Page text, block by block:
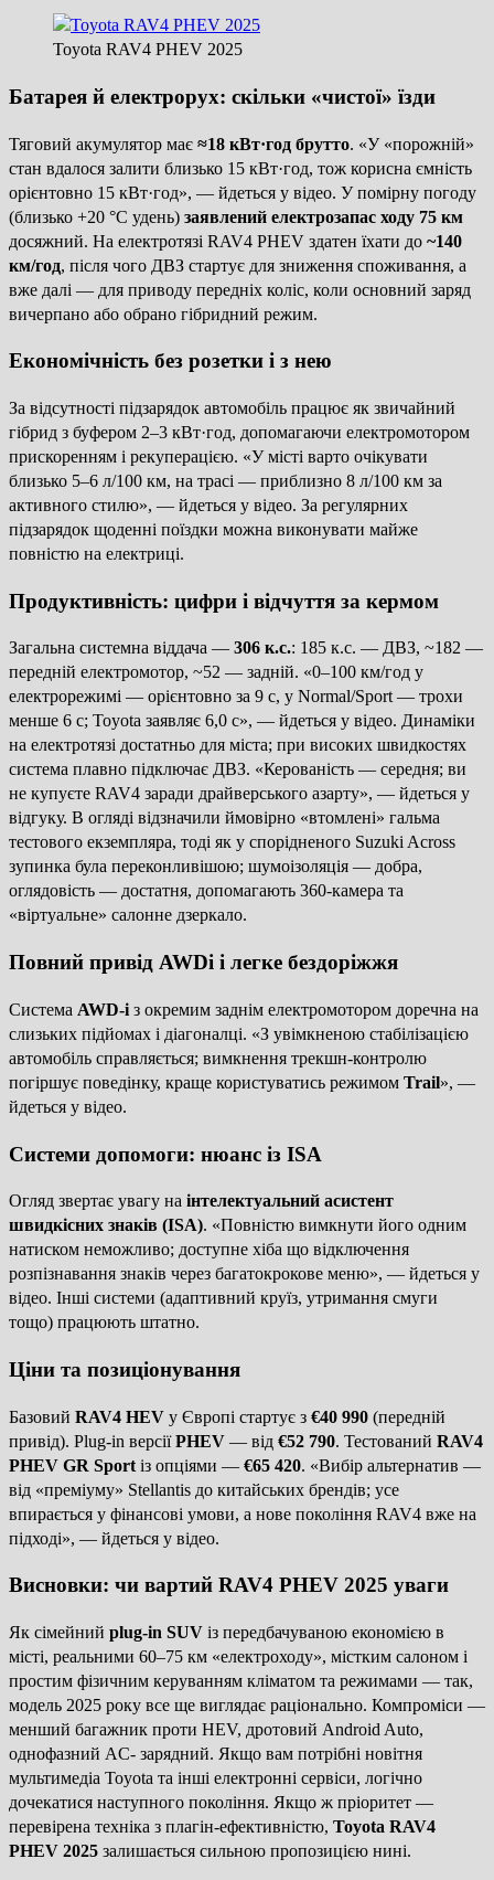
Toyota RAV4 PHEV 2025
Батарея й електрорух: скільки «чистої» їзди
Тяговий акумулятор має ≈18 кВт·год брутто. «У «порожній»
стан вдалося залити близько 15 кВт·год, тож корисна ємність
орієнтовно 15 кВт·год», — йдеться у відео. У помірну погоду
(близько +20 °C удень) заявлений електрозапас ходу 75 км
досяжний. На електротязі RAV4 PHEV здатен їхати до ~140
км/год, після чого ДВЗ стартує для зниження споживання, а
вже далі — для приводу передніх коліс, коли основний заряд
вичерпано або обрано гібридний режим.
Економічність без розетки і з нею
За відсутності підзарядок автомобіль працює як звичайний
гібрид з буфером 2–3 кВт·год, допомагаючи електромотором
прискоренням і рекуперацією. «У місті варто очікувати
близько 5–6 л/100 км, на трасі — приблизно 8 л/100 км за
активного стилю», — йдеться у відео. За регулярних
підзарядок щоденні поїздки можна виконувати майже
повністю на електриці.
Продуктивність: цифри і відчуття за кермом
Загальна системна віддача — 306 к.с.: 185 к.с. — ДВЗ, ~182 —
передній електромотор, ~52 — задній. «0–100 км/год у
електрорежимі — орієнтовно за 9 с, у Normal/Sport — трохи
менше 6 с; Toyota заявляє 6,0 с», — йдеться у відео. Динаміки
на електротязі достатньо для міста; при високих швидкостях
система плавно підключає ДВЗ. «Керованість — середня; ви
не купуєте RAV4 заради драйверського азарту», — йдеться у
відгуку. В огляді відзначили ймовірно «втомлені» гальма
тестового екземпляра, тоді як у спорідненого Suzuki Across
зупинка була переконливішою; шумоізоляція — добра,
оглядовість — достатня, допомагають 360-камера та
«віртуальне» салонне дзеркало.
Повний привід AWDi і легке бездоріжжя
Система AWD-i з окремим заднім електромотором доречна на
слизьких підйомах і діагоналці. «З увімкненою стабілізацією
автомобіль справляється; вимкнення трекшн-контролю
погіршує поведінку, краще користуватись режимом Trail», —
йдеться у відео.
Системи допомоги: нюанс із ISA
Огляд звертає увагу на інтелектуальний асистент
швидкісних знаків (ISA). «Повністю вимкнути його одним
натиском неможливо; доступне хіба що відключення
розпізнавання знаків через багатокрокове меню», — йдеться у
відео. Інші системи (адаптивний круїз, утримання смуги
тощо) працюють штатно.
Ціни та позиціонування
Базовий RAV4 HEV у Європі стартує з €40 990 (передній
привід). Plug-in версіїPHEV — від €52 790. Тестований RAV4
PHEV GR Sport із опціями — €65 420. «Вибір альтернатив —
від «преміуму» Stellantis до китайських брендів; усе
впирається у фінансові умови, а нове покоління RAV4 вже на
підході», — йдеться у відео.
Висновки: чи вартий RAV4 PHEV 2025 уваги
Як сімейний plug-in SUV із передбачуваною економією в
місті, реальними 60–75 км «електроходу», містким салоном і
простим фізичним керуванням кліматом та режимами — так,
модель 2025 року все ще виглядає раціонально. Компроміси —
менший багажник проти HEV, дротовий Android Auto,
однофазний AC- зарядний. Якщо вам потрібні новітня
мультимедіа Toyota та інші електронні сервіси, логічно
дочекатися наступного покоління. Якщо ж пріоритет —
перевірена техніка з плагін-ефективністю, Toyota RAV4
PHEV 2025 залишається сильною пропозицією нині.